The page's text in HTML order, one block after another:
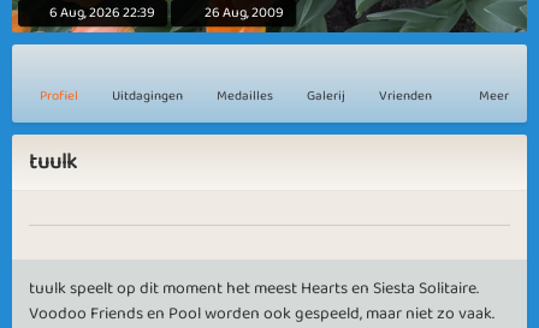
6 Aug, 2026 22:39 26 Aug, 2009
Profiel Uitdagingen Medailles Galerij Vrienden Meer
tuulk
tuulk speelt op dit moment het meest Hearts en Siesta Solitaire.
Voodoo Friends en Pool worden ook gespeeld, maar niet zo vaak.